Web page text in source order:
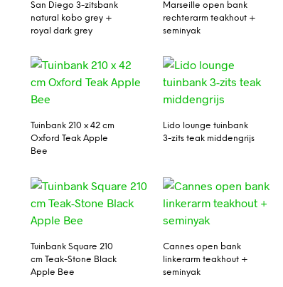
San Diego 3-zitsbank
natural kobo grey +
royal dark grey
Marseille open bank
rechterarm teakhout +
seminyak
Tuinbank 210 x 42 cm
Oxford Teak Apple
Bee
Lido lounge tuinbank
3-zits teak middengrijs
Tuinbank Square 210
cm Teak-Stone Black
Apple Bee
Cannes open bank
linkerarm teakhout +
seminyak